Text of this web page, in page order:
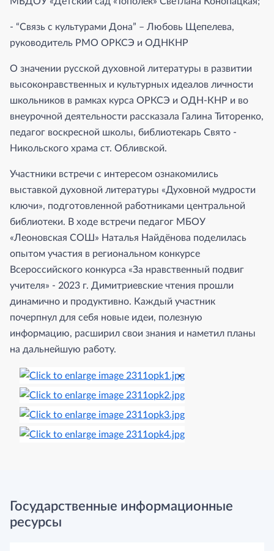
- “Связь с культурами Дона” – Любовь Щепелева,
руководитель РМО ОРКСЭ и ОДНКНР
О значении русской духовной литературы в развитии
высоконравственных и культурных идеалов личности
школьников в рамках курса ОРКСЭ и ОДН-КНР и во
внеурочной деятельности рассказала Галина Титоренко,
педагог воскресной школы, библиотекарь Свято -
Никольского храма ст. Обливской.
Участники встречи с интересом ознакомились
выставкой духовной литературы «Духовной мудрости
ключи», подготовленной работниками центральной
библиотеки. В ходе встречи педагог МБОУ
«Леоновская СОШ» Наталья Найдёнова поделилась
опытом участия в региональном конкурсе
Всероссийского конкурса «За нравственный подвиг
учителя» - 2023 г. Димитриевские чтения прошли
динамично и продуктивно. Каждый участник
почерпнул для себя новые идеи, полезную
информацию, расширил свои знания и наметил планы
на дальнейшую работу.
Государственные информационные
ресурсы